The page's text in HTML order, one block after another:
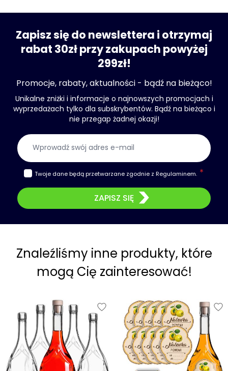
Zapisz się do newslettera i otrzymaj
rabat 30zł przy zakupach powyżej
299zł!
Promocje, rabaty, aktualności - bądź na bieżąco!
Unikalne zniżki i informacje o najnowszych promocjach i
wyprzedażach tylko dla subskrybentów. Bądź na bieżąco i
nie przegap żadnej okazji!
Twoje dane będą przetwarzane zgodnie z Regulaminem.
ZAPISZ SIĘ
Znaleźliśmy inne produkty, które
mogą Cię zainteresować!